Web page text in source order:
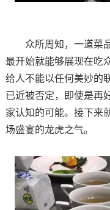
众所周知，一道菜
最开始就能够展现在吃
给人不能以任何美妙的
已近被否定，即使是再
家认知的可能。接下来
场盛宴的龙虎之气。